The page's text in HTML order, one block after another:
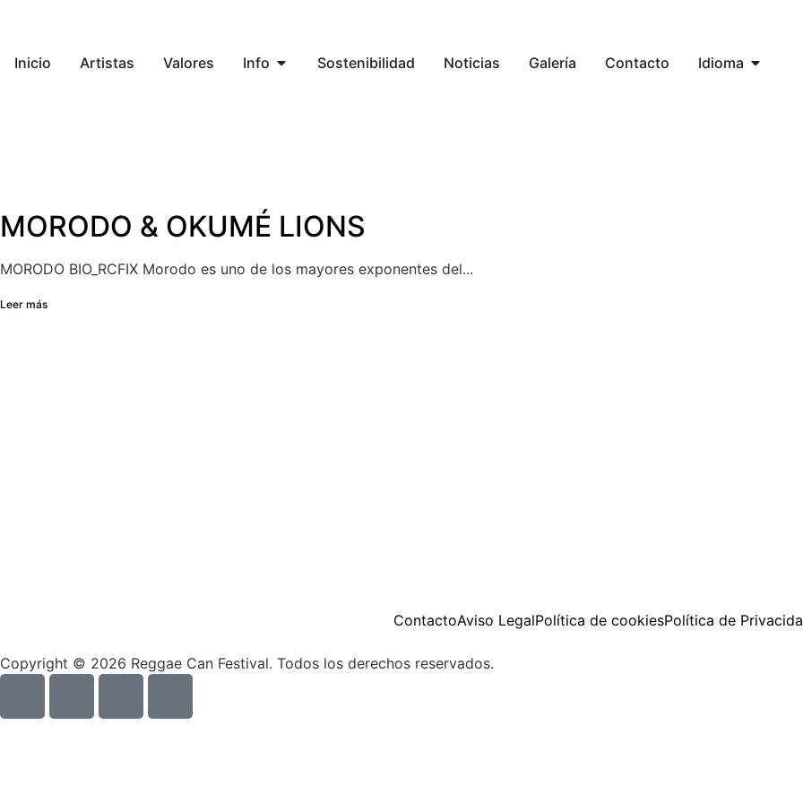
Inicio Artistas Valores Info Sostenibilidad Noticias Galería Contacto Idioma
MORODO & OKUMÉ LIONS
MORODO BIO_RCFIX Morodo es uno de los mayores exponentes del...
Leer más
ContactoAviso LegalPolítica de cookiesPolítica de
Copyright © 2026 Reggae Can Festival. Todos los derechos reservados.